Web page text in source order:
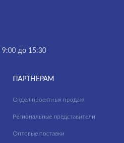
9:00 до 15:30
ПАРТНЕРАМ
Отдел проектных продаж
Региональные представители
Оптовые поставки